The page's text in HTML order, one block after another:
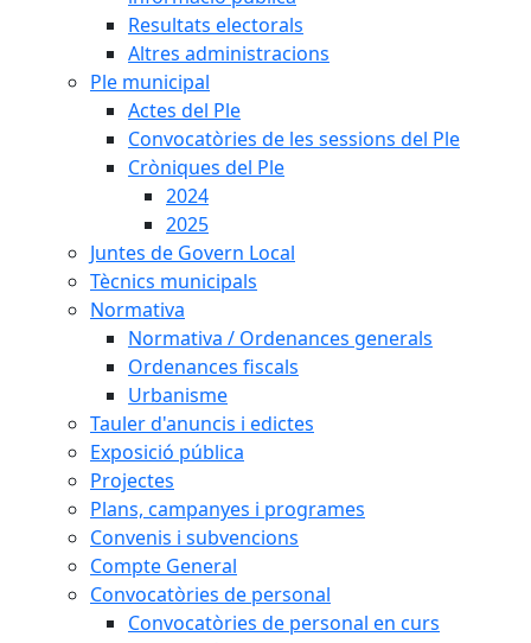
Resultats electorals
Altres administracions
Ple municipal
Actes del Ple
Convocatòries de les sessions del Ple
Cròniques del Ple
2024
2025
Juntes de Govern Local
Tècnics municipals
Normativa
Normativa / Ordenances generals
Ordenances fiscals
Urbanisme
Tauler d'anuncis i edictes
Exposició pública
Projectes
Plans, campanyes i programes
Convenis i subvencions
Compte General
Convocatòries de personal
Convocatòries de personal en curs